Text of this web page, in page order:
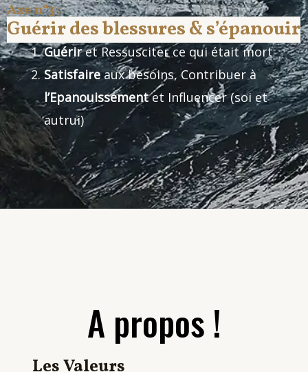
Axe n°3 :
Guérir des blessures & s’épanouir
Guériret Ressusciter ce qui était mort
Satisfaireaux besoins, Contribuer à
l’Epanouissementet Influencer (soi et
autrui)
A propos !
Les Valeurs​